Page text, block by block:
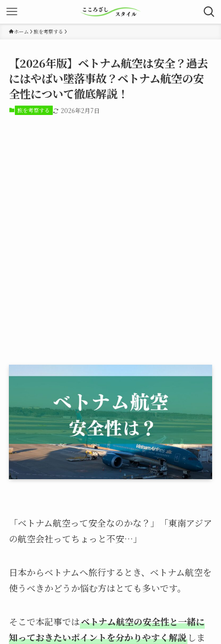
ホーム 旅を考察する
【2026年版】ベトナム航空は安全？過去
にはやばい墜落事故？ベトナム航空の安
全性について徹底解説！
旅を考察する 2026年2月7日
「ベトナム航空って安全なのかな？」「東南アジア
の航空会社ってちょっと不安…」
日本からベトナムへ旅行するとき、ベトナム航空を
使うべきかどうか悩む方はとても多いです。
そこで本記事ではベトナム航空の安全性と一緒に
知っておきたいポイントを分かりやすく解説しま